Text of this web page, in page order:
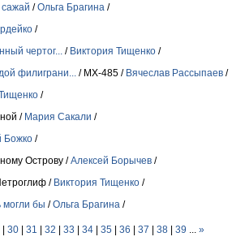
/Ольга Брагина /
/
чертог... / Виктория Тищенко /
филиграни... / МХ-485 / Вячеслав Рассыпаев /
/
/ Мария Сакали /
Божко /
Острову /Алексей Борычев /
/ Виктория Тищенко /
могли бы /Ольга Брагина /
| 30 | 31 | 32 | 33 | 34 | 35 | 36 | 37 | 38 | 39 »